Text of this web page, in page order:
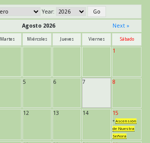
Year:
Agosto 2026 Next »
Martes Miércoles Jueves Viernes Sábado
1
5 6 7 8
12 13 14 15
* Ascensión
de Nuestra
Señora